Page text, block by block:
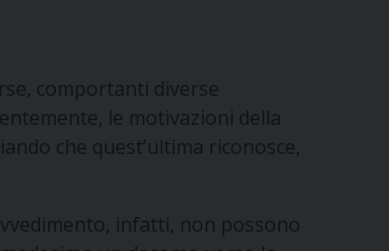
comportanti diverse
le motivazioni della
che quest’ultima riconosce,
infatti, non possono